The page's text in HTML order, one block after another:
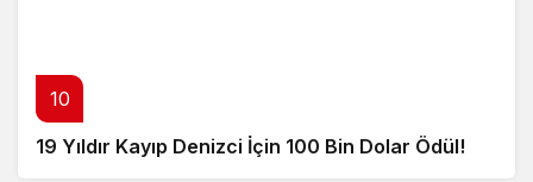
10
19 Yıldır Kayıp Denizci İçin 100 Bin Dolar Ödül!